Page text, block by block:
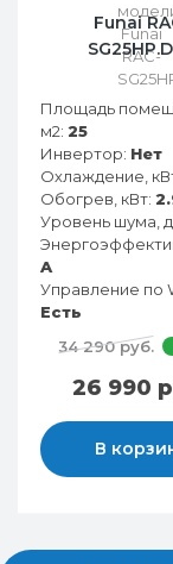
Funai
Площадь
м2: 25
Инвертор: Нет
Охлаждение,
Обогрев, кВт:
Уровень шума,
A
Управление по
Есть
34 290 руб.
26 990
В